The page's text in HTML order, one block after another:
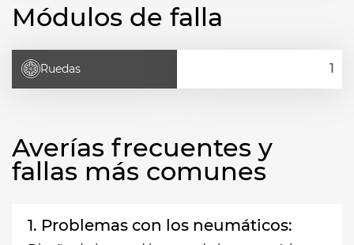
Módulos de falla
Ruedas
Averías frecuentes y
fallas más comunes
1. Problemas con los neumáticos: